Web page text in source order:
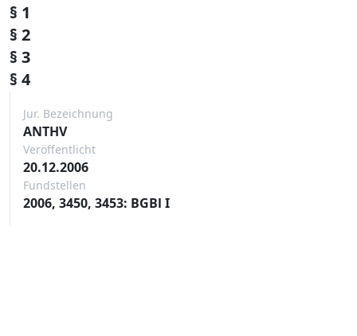
§ 1
§ 2
§ 3
§ 4
Jur. Bezeichnung
ANTHV
Veröffentlicht
20.12.2006
Fundstellen
2006, 3450, 3453: BGBl I